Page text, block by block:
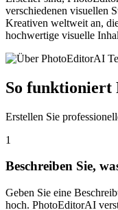
verschiedenen visuellen
Kreativen weltweit an,
hochwertige visuelle
So
Erstellen Sie
1
Beschreiben Sie,
Geben Sie eine
hoch. PhotoEditorAI